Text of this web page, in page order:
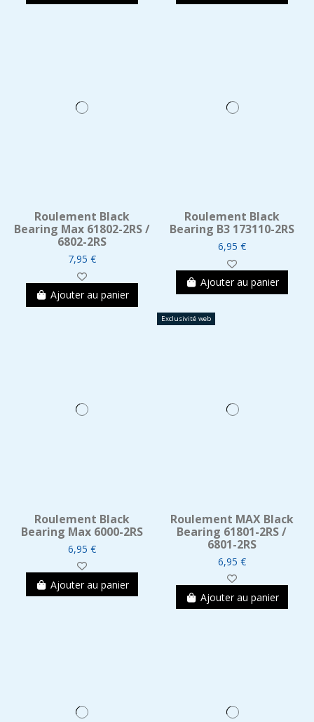
Roulement Black
Bearing Max 61802-2RS /
6802-2RS
7,95 €
Ajouter au panier
Roulement Black
Bearing B3 173110-2RS
6,95 €
Ajouter au panier
Roulement Black
Bearing Max 6000-2RS
6,95 €
Ajouter au panier
Exclusivité web
Roulement MAX Black
Bearing 61801-2RS /
6801-2RS
6,95 €
Ajouter au panier